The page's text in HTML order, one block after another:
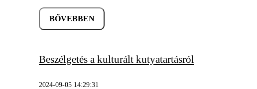
BŐVEBBEN
Beszélgetés a kulturált kutyatartásról
2024-09-05 14:29:31